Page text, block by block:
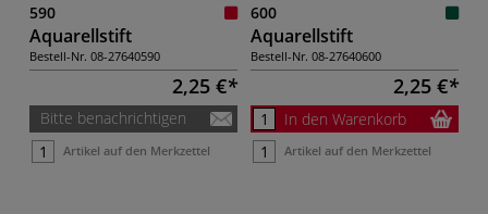
590
Aquarellstift
Bestell-Nr. 08-27640590
2,25 €
Bitte benachrichtigen
Artikel auf den Merkzettel
600
Aquarellstift
Bestell-Nr. 08-27640600
2,25 €
In den Warenkorb
Artikel auf den Merkzettel